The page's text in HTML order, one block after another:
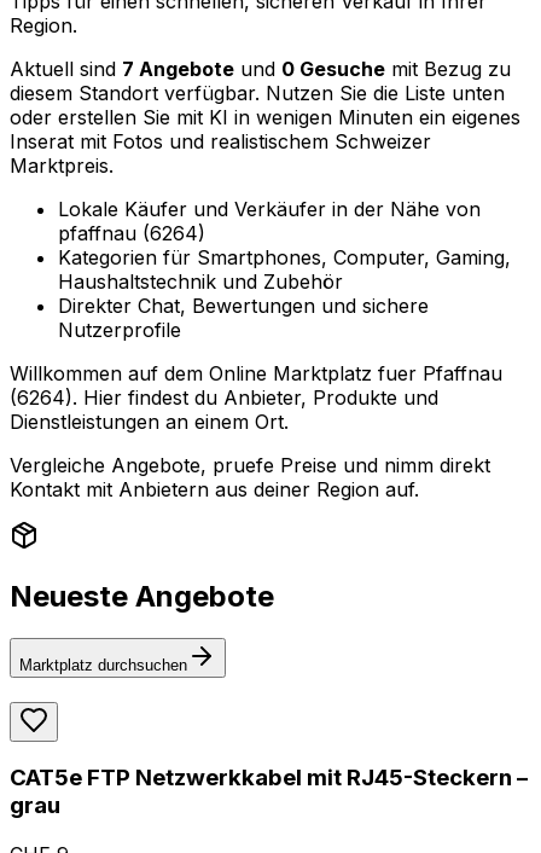
Region.
Aktuell sind 7 Angebote und 0 Gesuche mit Bezug zu
diesem Standort verfügbar. Nutzen Sie die Liste unten
oder erstellen Sie mit KI in wenigen Minuten ein eigenes
Inserat mit Fotos und realistischem Schweizer
Marktpreis.
Lokale Käufer und Verkäufer in der Nähe von
pfaffnau (6264)
Kategorien für Smartphones, Computer, Gaming,
Haushaltstechnik und Zubehör
Direkter Chat, Bewertungen und sichere
Nutzerprofile
Willkommen auf dem Online Marktplatz fuer Pfaffnau
(6264). Hier findest du Anbieter, Produkte und
Dienstleistungen an einem Ort.
Vergleiche Angebote, pruefe Preise und nimm direkt
Kontakt mit Anbietern aus deiner Region auf.
Neueste Angebote
Marktplatz durchsuchen
CAT5e FTP Netzwerkkabel mit RJ45-Steckern –
grau